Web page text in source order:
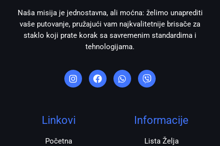
Naša misija je jednostavna, ali moćna: želimo unaprediti
vaše putovanje, pružajući vam najkvalitetnije brisače za
staklo koji prate korak sa savremenim standardima i
tehnologijama.
n
s
t
r
a
a
c
e
h
a
t
i
b
e
Linkovi
Početna
Informacije
Lista Želja